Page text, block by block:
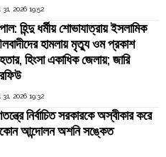
31, 2026 19:52
হিন্দু ধর্মীয় শোভাযাত্রায় ইসলামিক
হামলায় মৃত্যু ওম প্রকাশ
হিংসা একাধিক জেলায়; জারি
31, 2026 19:32
নির্বাচিত সরকারকে অস্বীকার করে
আন্দোলন অশনি সঙ্কেত